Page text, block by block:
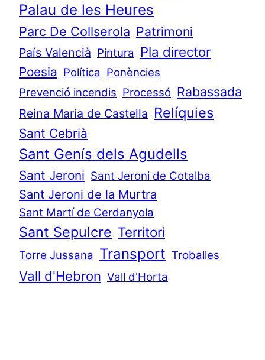
Palau de les Heures
Parc De Collserola Patrimoni
País Valencià Pintura Pla director
Poesia Política Ponències
Prevenció incendis Processó Rabassada
Reina Maria de Castella Relíquies
Sant Cebrià
Sant Genís dels Agudells
Sant Jeroni Sant Jeroni de Cotalba
Sant Jeroni de la Murtra
Sant Martí de Cerdanyola
Sant Sepulcre Territori
Torre Jussana Transport Troballes
Vall d'Hebron Vall d'Horta